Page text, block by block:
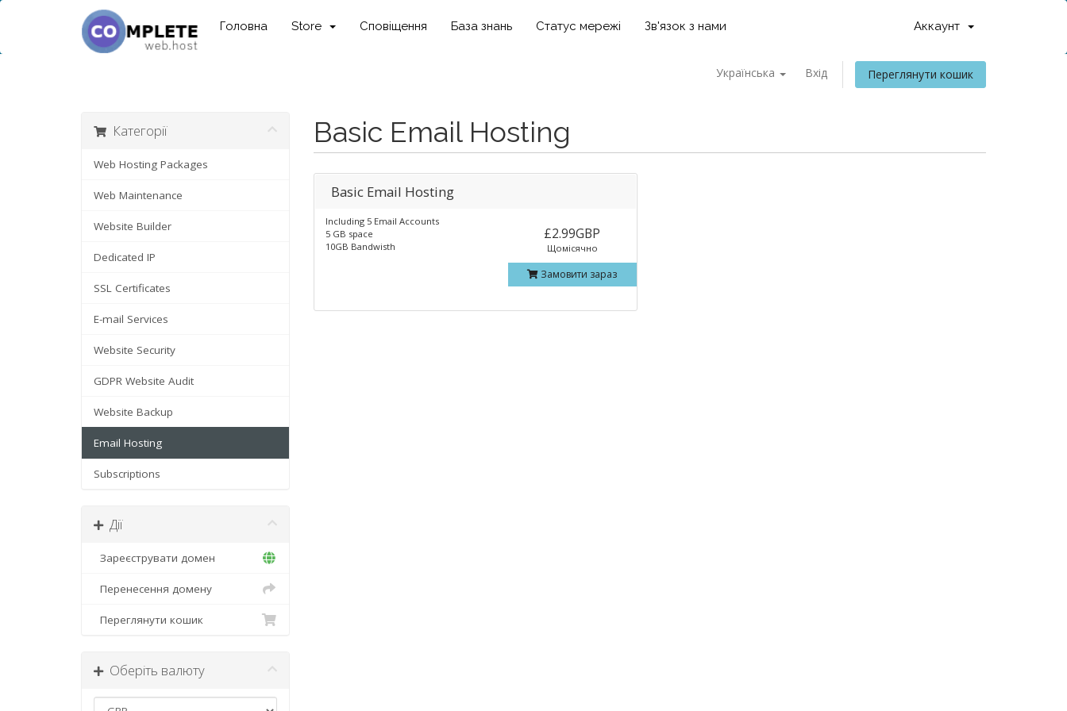
Головна Store Сповіщення База знань Статус мережі Зв'язок з нами Аккаунт
Українська Вхід Переглянути кошик
Basic Email Hosting
Категорії
Web Hosting Packages
Web Maintenance
Website Builder
Dedicated IP
SSL Certificates
E-mail Services
Website Security
GDPR Website Audit
Website Backup
Email Hosting
Subscriptions
Дії
Зареєструвати домен
Перенесення домену
Переглянути кошик
Оберіть валюту
Basic Email Hosting
Including 5 Email Accounts
5 GB space
10GB Bandwisth
£2.99GBP
Щомісячно
Замовити зараз